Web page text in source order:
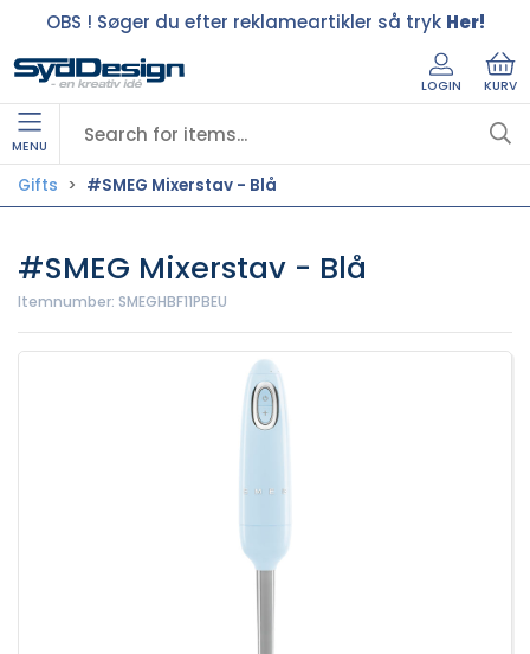
OBS ! Søger du efter reklameartikler så tryk Her!
LOGIN KURV
MENU
Gifts #SMEG Mixerstav - Blå
#SMEG Mixerstav - Blå
Itemnumber: SMEGHBF11PBEU